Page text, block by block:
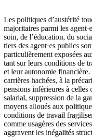
Les politiques d’austérité
majoritaires parmi les
soin, de l’éducation, du
tiers des agent·es publics
particulièrement exposées
tant sur leurs conditions de
et leur autonomie
carrières hachées, à la
pensions inférieures à celles
salarial, suppression de la
moyens alloués aux
conditions de travail
comme usagères des
aggravent les inégalités